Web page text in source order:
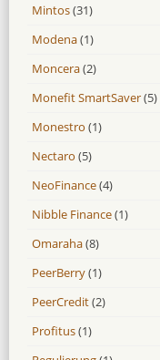
Mintos(31)
Modena(1)
Moncera(2)
Monefit SmartSaver(5)
Monestro (1)
Nectaro (5)
NeoFinance(4)
Nibble Finance(1)
Omaraha(8)
PeerBerry(1)
PeerCredit(2)
Profitus(1)